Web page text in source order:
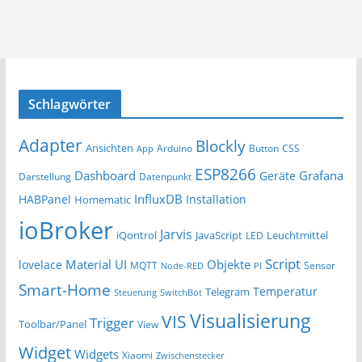
Schlagwörter
Adapter Ansichten App Arduino Blockly Button CSS
Darstellung Dashboard Datenpunkt ESP8266 Geräte Grafana
HABPanel Homematic InfluxDB Installation
ioBroker iQontrol Jarvis JavaScript LED Leuchtmittel
lovelace Material UI MQTT Node-RED Objekte PI Script Sensor
Smart-Home Steuerung SwitchBot Telegram Temperatur
Toolbar/Panel Trigger View VISVisualisierung
Widget Widgets Xiaomi Zwischenstecker